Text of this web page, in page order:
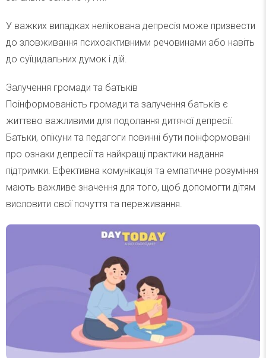
У важких випадках нелікована депресія може призвести
до зловживання психоактивними речовинами або навіть
до суїцидальних думок і дій.
Залучення громади та батьків
Поінформованість громади та залучення батьків є
життєво важливими для подолання дитячої депресії.
Батьки, опікуни та педагоги повинні бути поінформовані
про ознаки депресії та найкращі практики надання
підтримки. Ефективна комунікація та емпатичне розуміння
мають важливе значення для того, щоб допомогти дітям
висловити свої почуття та переживання.